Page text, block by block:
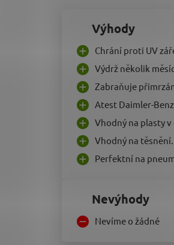
Výhody
Chrání proti UV
Výdrž několik
Zabraňuje
Atest Daimler-
Vhodný na plasty
Vhodný na těsnění.
Perfektní na
Nevýhody
Nevíme o žádné